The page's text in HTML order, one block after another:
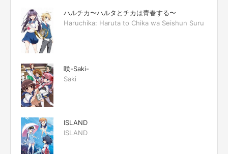
ハルチカ〜ハルタとチカは青春する〜
Haruchika: Haruta to Chika wa Seishun Suru
咲-Saki-
Saki
ISLAND
ISLAND